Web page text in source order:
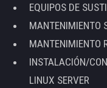
EQUIPOS DE
MANTENIMIENTO
MANTENIMIENTO
INSTALACIÓN/
LINUX SERVER